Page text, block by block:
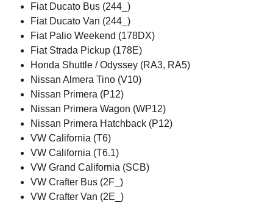
Fiat Ducato Bus (244_)
Fiat Ducato Van (244_)
Fiat Palio Weekend (178DX)
Fiat Strada Pickup (178E)
Honda Shuttle / Odyssey (RA3, RA5)
Nissan Almera Tino (V10)
Nissan Primera (P12)
Nissan Primera Wagon (WP12)
Nissan Primera Hatchback (P12)
VW California (T6)
VW California (T6.1)
VW Grand California (SCB)
VW Crafter Bus (2F_)
VW Crafter Van (2E_)